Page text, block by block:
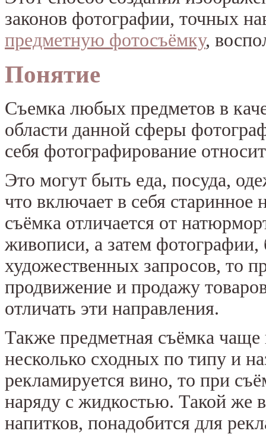
законов фотографии, точных
предметную фотосъёмку,
Понятие
Съемка любых предметов в
области данной сферы
себя фотографирование
Это могут быть еда, посуда,
что включает в себя
съёмка отличается от
живописи, а затем фотографии,
художественных запросов, то
продвижение и продажу
отличать эти направления.
Также предметная съёмка чаще
несколько сходных по типу и
рекламируется вино, то при
наряду с жидкостью. Такой же
напитков, понадобится для